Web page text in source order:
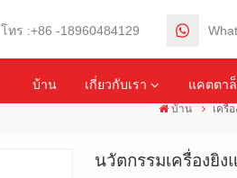
โทร :+86 -18960484129
บ้าน เกี่ยวกับเรา แคตตา
บ้าน เครื่
นวัตกรรมเครื่องยิ